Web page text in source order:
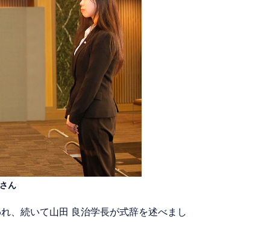
ん
、続いて山田 良治学長が式辞を述べまし